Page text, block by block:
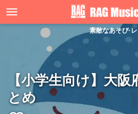
素敵なあそび·
【小学生向け】大
とめ